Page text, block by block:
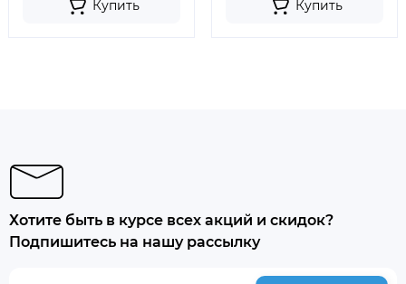
Купить Купить
Хотите быть в курсе всех акций и скидок?
Подпишитесь на нашу рассылку